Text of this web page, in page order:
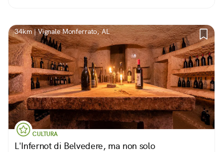
34km | Vignale Monferrato, AL
CULTURA
L'Infernot di Belvedere, ma non solo